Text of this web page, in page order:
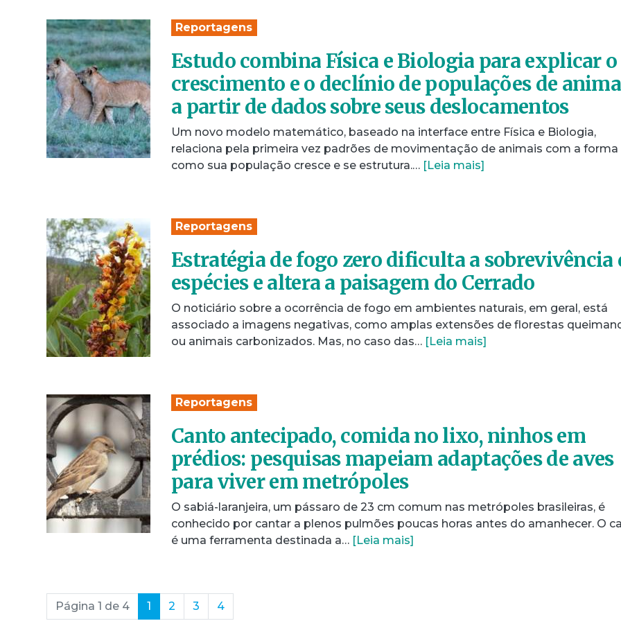
Reportagens
Estudo combina Física e Biologia para explicar o
crescimento e o declínio de populações de
a partir de dados sobre seus deslocamentos
Um novo modelo matemático, baseado na interface entre Física e Biologia,
relaciona pela primeira vez padrões de movimentação de animais com a forma
como sua população cresce e se estrutura.… [Leia mais]
Reportagens
Estratégia de fogo zero dificulta a sobrevivência
espécies e altera a paisagem do Cerrado
O noticiário sobre a ocorrência de fogo em ambientes naturais, em geral, está
associado a imagens negativas, como amplas extensões de florestas
ou animais carbonizados. Mas, no caso das… [Leia mais]
Reportagens
Canto antecipado, comida no lixo, ninhos em
prédios: pesquisas mapeiam adaptações de aves
para viver em metrópoles
O sabiá-laranjeira, um pássaro de 23 cm comum nas metrópoles brasileiras, é
conhecido por cantar a plenos pulmões poucas horas antes do amanhecer. O
é uma ferramenta destinada a… [Leia mais]
Página 1 de 4 1 (current)
2 3 4